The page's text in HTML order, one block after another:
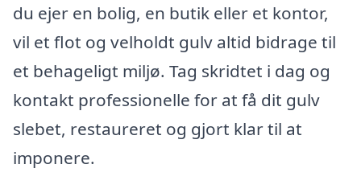
du ejer en bolig, en butik eller et kontor,
vil et flot og velholdt gulv altid bidrage til
et behageligt miljø. Tag skridtet i dag og
kontakt professionelle for at få dit gulv
slebet, restaureret og gjort klar til at
imponere.